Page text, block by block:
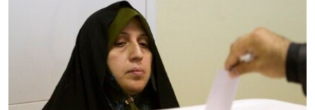
КИТАЙ.ВИКЛИКИ
МУЛЬТИМЕДІА
ФОТО